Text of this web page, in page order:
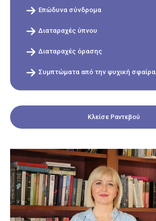
Επώδυνα σύνδρομα
Διαταραχές ύπνου
Διαταραχές όρασης
Συμπτώματα από την ψυχική σφαίρα
Κλείσε Ραντεβού